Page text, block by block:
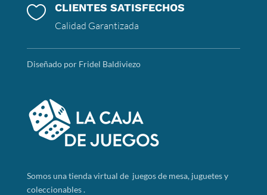
 CLIENTES SATISFECHOS
Calidad Garantizada
Diseñado por Fridel Baldiviezo
Somosuna tienda virtual de juegos de mesa, juguetes y
coleccionables .